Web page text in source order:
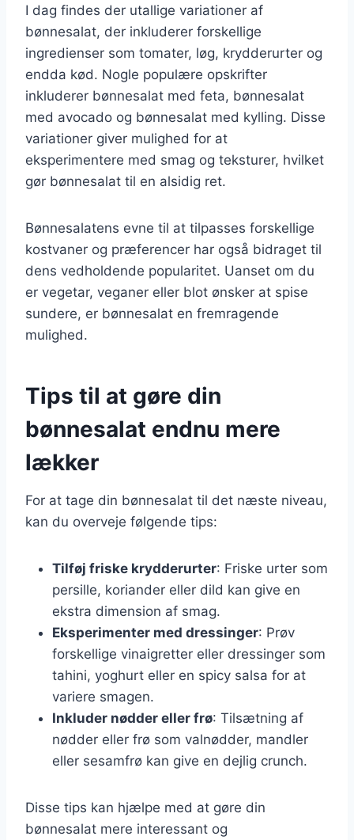
I dag findes der utallige variationer af
bønnesalat, der inkluderer forskellige
ingredienser som tomater, løg, krydderurter og
endda kød. Nogle populære opskrifter
inkluderer bønnesalat med feta, bønnesalat
med avocado og bønnesalat med kylling. Disse
variationer giver mulighed for at
eksperimentere med smag og teksturer, hvilket
gør bønnesalat til en alsidig ret.
Bønnesalatens evne til at tilpasses forskellige
kostvaner og præferencer har også bidraget til
dens vedholdende popularitet. Uanset om du
er vegetar, veganer eller blot ønsker at spise
sundere, er bønnesalat en fremragende
mulighed.
Tips til at gøre din
bønnesalat endnu mere
lækker
For at tage din bønnesalat til det næste niveau,
kan du overveje følgende tips:
Tilføj friske krydderurter: Friske urter som
persille, koriander eller dild kan give en
ekstra dimension af smag.
Eksperimenter med dressinger: Prøv
forskellige vinaigretter eller dressinger som
tahini, yoghurt eller en spicy salsa for at
variere smagen.
Inkluder nødder eller frø: Tilsætning af
nødder eller frø som valnødder, mandler
eller sesamfrø kan give en dejlig crunch.
Disse tips kan hjælpe med at gøre din
bønnesalat mere interessant og